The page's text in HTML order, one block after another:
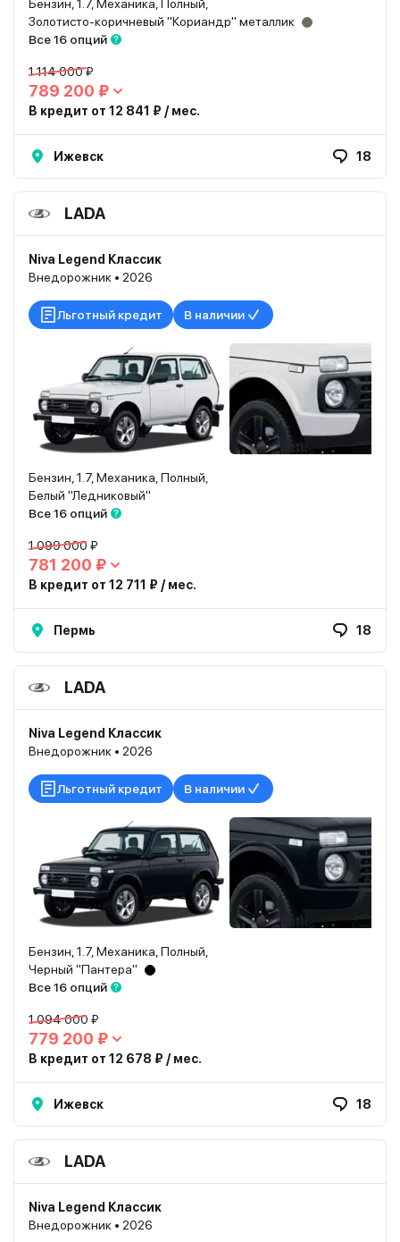
Бензин, 1.7, Механика, Полный,
Золотисто-коричневый "Кориандр" металлик
Все 16 опций
1 114 000 ₽
789 200 ₽
В кредит от 12 841 ₽ / мес.
Ижевск 18
LADA
Niva Legend Классик
Внедорожник • 2026
Льготный кредит В наличии
Бензин, 1.7, Механика, Полный,
Белый "Ледниковый"
Все 16 опций
1 099 000 ₽
781 200 ₽
В кредит от 12 711 ₽ / мес.
Пермь 18
LADA
Niva Legend Классик
Внедорожник • 2026
Льготный кредит В наличии
Бензин, 1.7, Механика, Полный,
Черный "Пантера"
Все 16 опций
1 094 000 ₽
779 200 ₽
В кредит от 12 678 ₽ / мес.
Ижевск 18
LADA
Niva Legend Классик
Внедорожник • 2026